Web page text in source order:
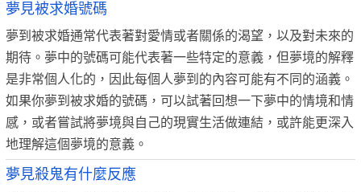
夢見被求婚號碼
夢到被求婚通常代表著對愛情或者關係的渴望，以及對未來的
期待。夢中的號碼可能代表著一些特定的意義，但夢境的解釋
是非常個人化的，因此每個人夢到的內容可能有不同的涵義。
如果你夢到被求婚的號碼，可以試著回想一下夢中的情境和情
感，或者嘗試將夢境與自己的現實生活做連結，或許能更深入
地理解這個夢境的意義。
夢見殺鬼有什麼反應